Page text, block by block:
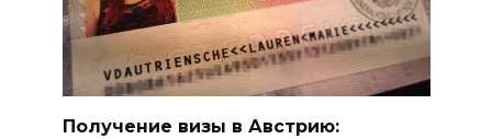
Получение визы в Австрию: